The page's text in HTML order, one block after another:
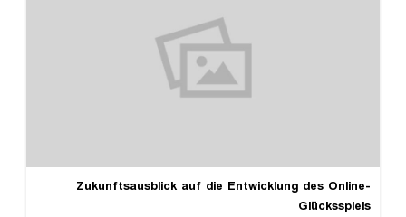
Zukunftsausblick auf die Entwicklung des Online-
Glücksspiels